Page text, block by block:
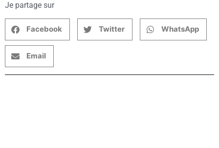
Je partage sur
Facebook Twitter WhatsApp
Email